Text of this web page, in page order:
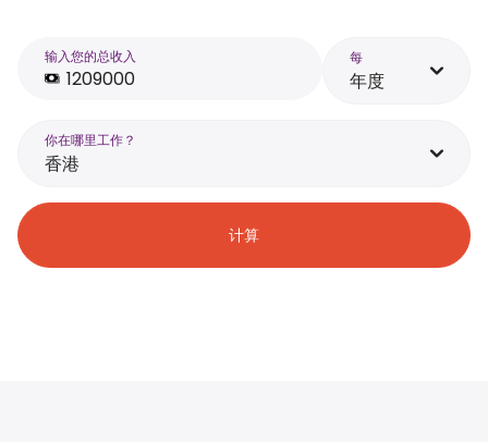
输入您的总收入 每
年度
你在哪里工作？
香港
计算